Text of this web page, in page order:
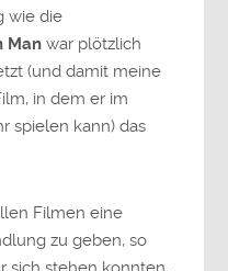
wie die
Man war plötzlich
(und damit meine
in dem er im
spielen kann) das
Filmen eine
zu geben, so